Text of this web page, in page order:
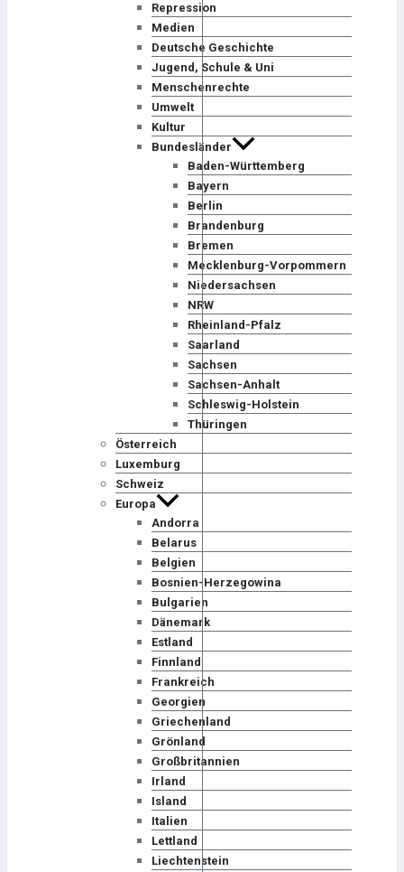
Repression
Medien
Deutsche Geschichte
Jugend, Schule & Uni
Menschenrechte
Umwelt
Kultur
Bundesländer
Baden-Württemberg
Bayern
Berlin
Brandenburg
Bremen
Mecklenburg-Vorpommern
Niedersachsen
NRW
Rheinland-Pfalz
Saarland
Sachsen
Sachsen-Anhalt
Schleswig-Holstein
Thüringen
Österreich
Luxemburg
Schweiz
Europa
Andorra
Belarus
Belgien
Bosnien-Herzegowina
Bulgarien
Dänemark
Estland
Finnland
Frankreich
Georgien
Griechenland
Grönland
Großbritannien
Irland
Island
Italien
Lettland
Liechtenstein